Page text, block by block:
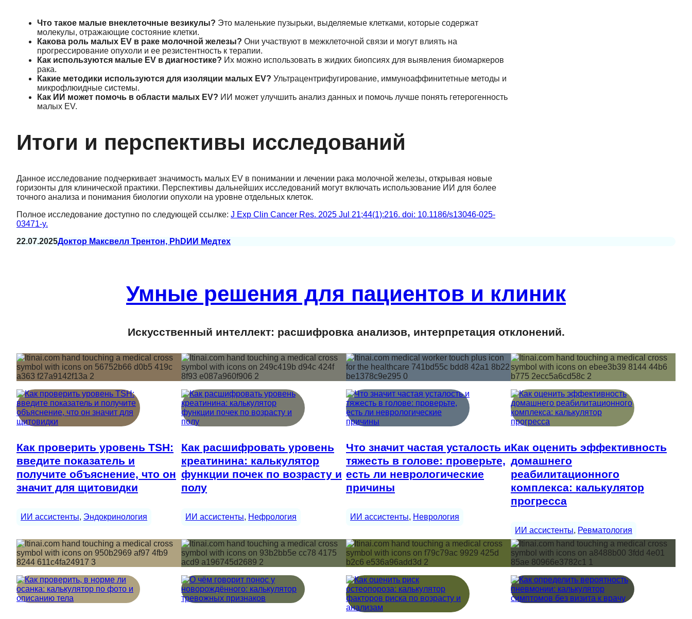
Что такое малые внеклеточные везикулы? Это маленькие пузырьки, выделяемые клетками, которые содержат
молекулы, отражающие состояние клетки.
Какова роль малых EV в раке молочной железы? Они участвуют в межклеточной связи и могут влиять на
прогрессирование опухоли и ее резистентность к терапии.
Как используются малые EV в диагностике? Их можно использовать в жидких биопсиях для выявления биомаркеров
рака.
Какие методики используются для изоляции малых EV? Ультрацентрифугирование, иммуноаффинитетные методы и
микрофлюидные системы.
Как ИИ может помочь в области малых EV? ИИ может улучшить анализ данных и помочь лучше понять гетерогенность
малых EV.
Итоги и перспективы исследований
Данное исследование подчеркивает значимость малых EV в понимании и лечении рака молочной железы, открывая новые
горизонты для клинической практики. Перспективы дальнейших исследований могут включать использование ИИ для более
точного анализа и понимания биологии опухоли на уровне отдельных клеток.
Полное исследование доступно по следующей ссылке: J Exp Clin Cancer Res. 2025 Jul 21;44(1):216. doi: 10.1186/s13046-025-
03471-y.
22.07.2025Доктор Максвелл Трентон, PhD ИИ Медтех
Умные решения для пациентов и клиник
Искусственный интеллект: расшифровка анализов, интерпретация отклонений.
Как проверить уровень TSH:
введите показатель и
получите объяснение, что он
значит для щитовидки
ИИ ассистенты, Эндокринология
Как расшифровать уровень
креатинина: калькулятор
функции почек по возрасту и
полу
ИИ ассистенты, Нефрология
Что значит частая усталость и
тяжесть в голове: проверьте,
есть ли неврологические
причины
ИИ ассистенты, Неврология
Как оценить эффективность
домашнего
реабилитационного
комплекса: калькулятор
прогресса
ИИ ассистенты, Ревматология